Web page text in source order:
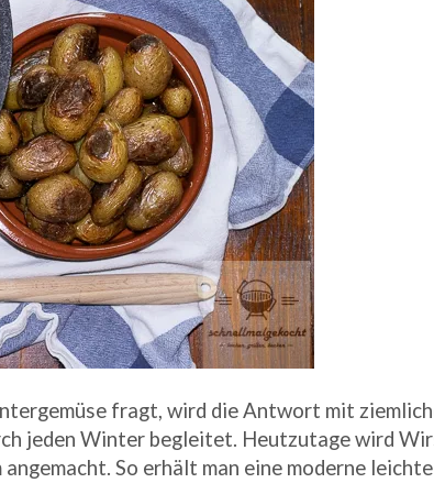
fragt, wird die Antwort mit
jeden Winter begleitet. Heutzutage wird
angemacht. So erhält man eine moderne